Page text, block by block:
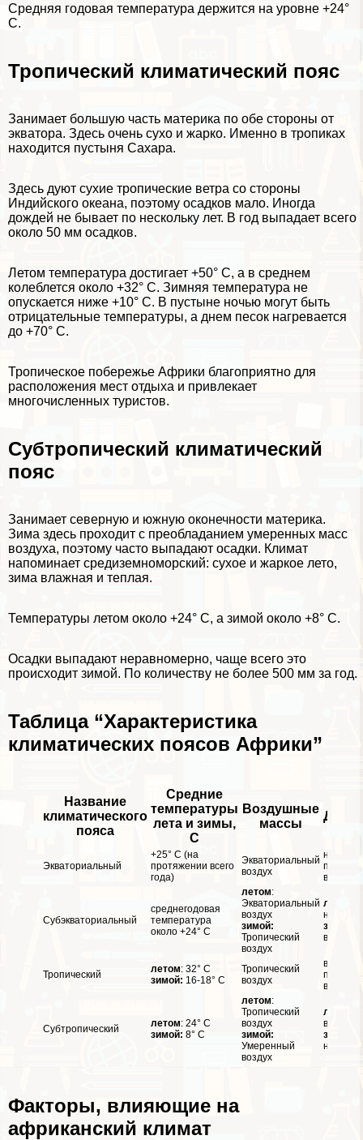
Средняя годовая температура держится на уровне +24°
С.
Тропический климатический пояс
Занимает большую часть материка по обе стороны от
экватора. Здесь очень сухо и жарко. Именно в тропиках
находится пустыня Сахара.
Здесь дуют сухие тропические ветра со стороны
Индийского океана, поэтому осадков мало. Иногда
дождей не бывает по нескольку лет. В год выпадает всего
около 50 мм осадков.
Летом температура достигает +50° С, а в среднем
колeблется около +32° С. Зимняя температура не
опускается ниже +10° С. В пустыне ночью могут быть
отрицательные температуры, а днем песок нагревается
до +70° С.
Тропическое побережье Африки благоприятно для
расположения мест отдыха и привлекает
многочисленных туристов.
Субтропический климатический
пояс
Занимает северную и южную оконечности материка.
Зима здесь проходит с преобладанием умеренных масс
воздуха, поэтому часто выпадают осадки. Климат
напоминает средиземноморский: сухое и жаркое лето,
зима влажная и теплая.
Температуры летом около +24° С, а зимой около +8° С.
Осадки выпадают неравномерно, чаще всего это
происходит зимой. По количеству не более 500 мм за год.
Таблица “Хаpaктеристика
климатических поясов Африки”
Название
климатического
пояса
Средние
температуры
лета и зимы,
C
Воздушные
массы
Экваториальный
+25° C (на
протяжении всего
года)
Экваториальный
воздух
низкое
всего
Субэкваториальный
среднегодовая
температура
около +24° С
летом:
Экваториальный
воздух
зимой:
Тропический
воздух
летом
низкое
зимой:
высокое
Тропический летом: 32° С
зимой: 16-18° С
Тропический
воздух
всего
Субтропический летом: 24° С
зимой: 8° С
летом:
Тропический
воздух
зимой:
Умеренный
воздух
летом
высокое
зимой:
низкое
Факторы, влияющие на
африканский климат